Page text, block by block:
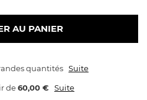
AU PANIER
quantités Suite
de60,00 € Suite